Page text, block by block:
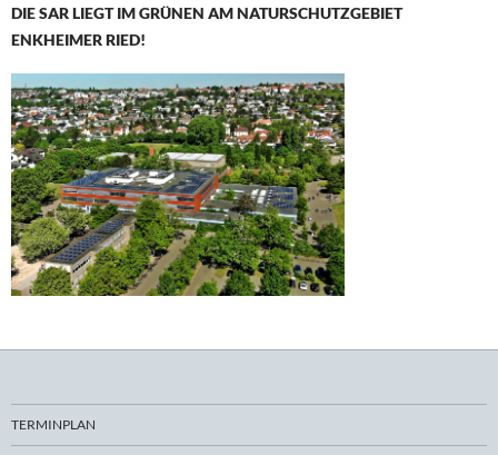
DIE SAR LIEGT IM GRÜNEN AM NATURSCHUTZGEBIET
ENKHEIMER RIED!
TERMINPLAN